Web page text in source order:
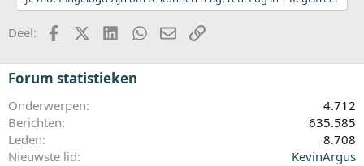
Deel: FacebookX (Twitter)LinkedInWhatsApp
E-mailkoppeling
Forum statistieken
Onderwerpen
4.712
Berichten
635.585
Leden
8.708
Nieuwste lid
KevinArgus